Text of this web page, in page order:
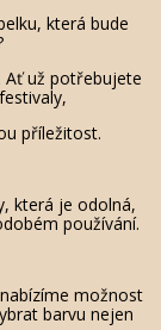
která bude
Ať už potřebujete
příležitost.
která je odolná,
používání.
možnost
barvu nejen